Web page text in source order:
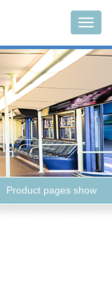
Product pages show